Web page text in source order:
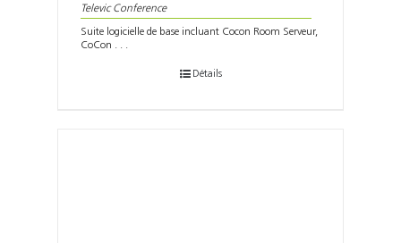
Televic Conference
Suite logicielle de base incluant Cocon Room Serveur,
CoCon . . .
Détails